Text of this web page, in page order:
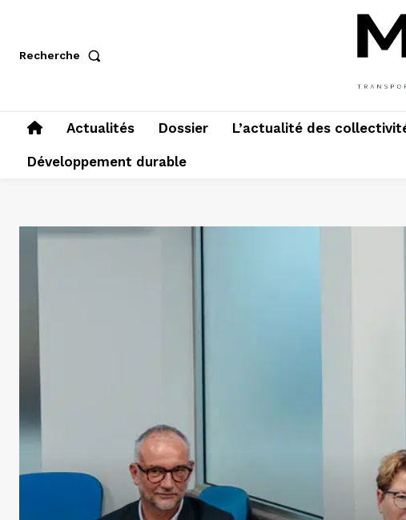
Recherche
Actualités Dossier L’actualité des
Développement durable